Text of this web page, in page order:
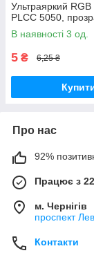
Ультраяркий RGB
PLCC 5050,
В наявності 3 од.
5 ₴ 6,25 ₴
Про нас
92%
Працює з
м. Чернігів
проспект
Контакти